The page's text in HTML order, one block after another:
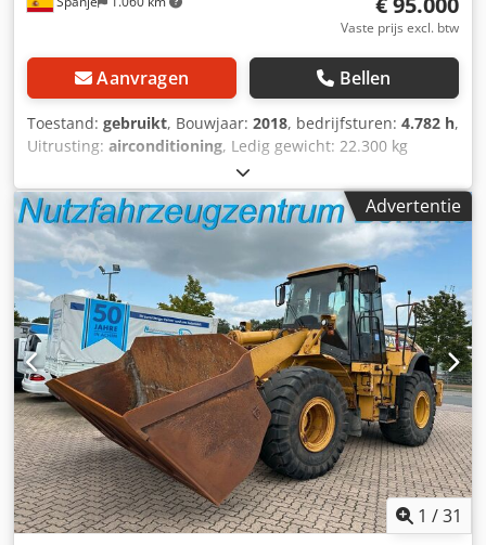
Vaste prijs excl. btw
Aanvragen Bellen
Toestand: gebruikt, Bouwjaar: 2018, bedrijfsturen: 4.782 h,
Uitrusting: airconditioning, Ledig gewicht: 22.300 kg
Afmetingen (LxBxH): 957 x 255 x 308 cm Rupsbandbreedte:
50 cm = Aanvullende opties en accessoires = Dodpfx Aoy
Nct Esbpowa - Climate control
Advertentie
1 /31